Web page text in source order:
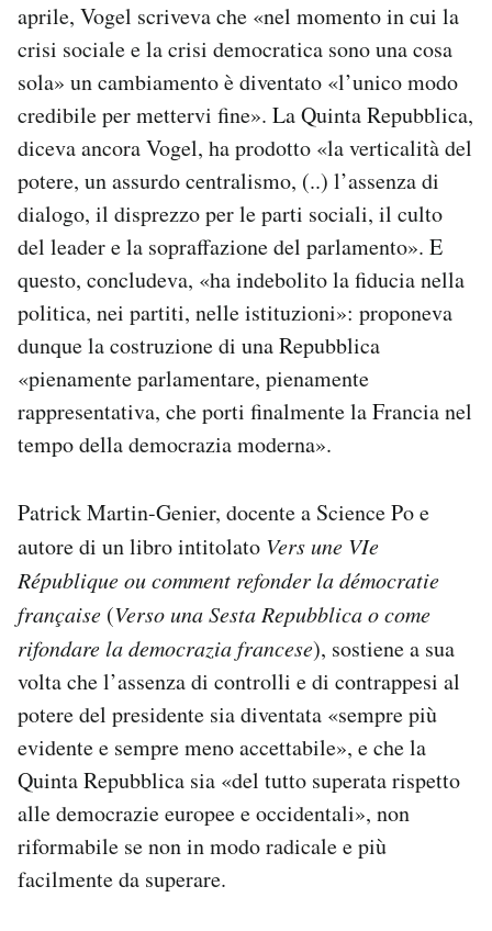
aprile, Vogel scriveva che «nel momento in cui la
crisi sociale e la crisi democratica sono una cosa
sola» un cambiamento è diventato «l’unico modo
credibile per mettervi fine». La Quinta Repubblica,
diceva ancora Vogel, ha prodotto «la verticalità del
potere, un assurdo centralismo, (..) l’assenza di
dialogo, il disprezzo per le parti sociali, il culto
del leader e la sopraffazione del parlamento». E
questo, concludeva, «ha indebolito la fiducia nella
politica, nei partiti, nelle istituzioni»: proponeva
dunque la costruzione di una Repubblica
«pienamente parlamentare, pienamente
rappresentativa, che porti finalmente la Francia nel
tempo della democrazia moderna».
Patrick Martin-Genier, docente a Science Po e
autore di un libro intitolato Vers une VIe
République ou comment refonder la démocratie
française (Verso una Sesta Repubblica o come
rifondare la democrazia francese), sostiene a sua
volta che l’assenza di controlli e di contrappesi al
potere del presidente sia diventata «sempre più
evidente e sempre meno accettabile», e che la
Quinta Repubblica sia «del tutto superata rispetto
alle democrazie europee e occidentali», non
riformabile se non in modo radicale e più
facilmente da superare.